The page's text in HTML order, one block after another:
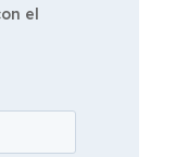
el